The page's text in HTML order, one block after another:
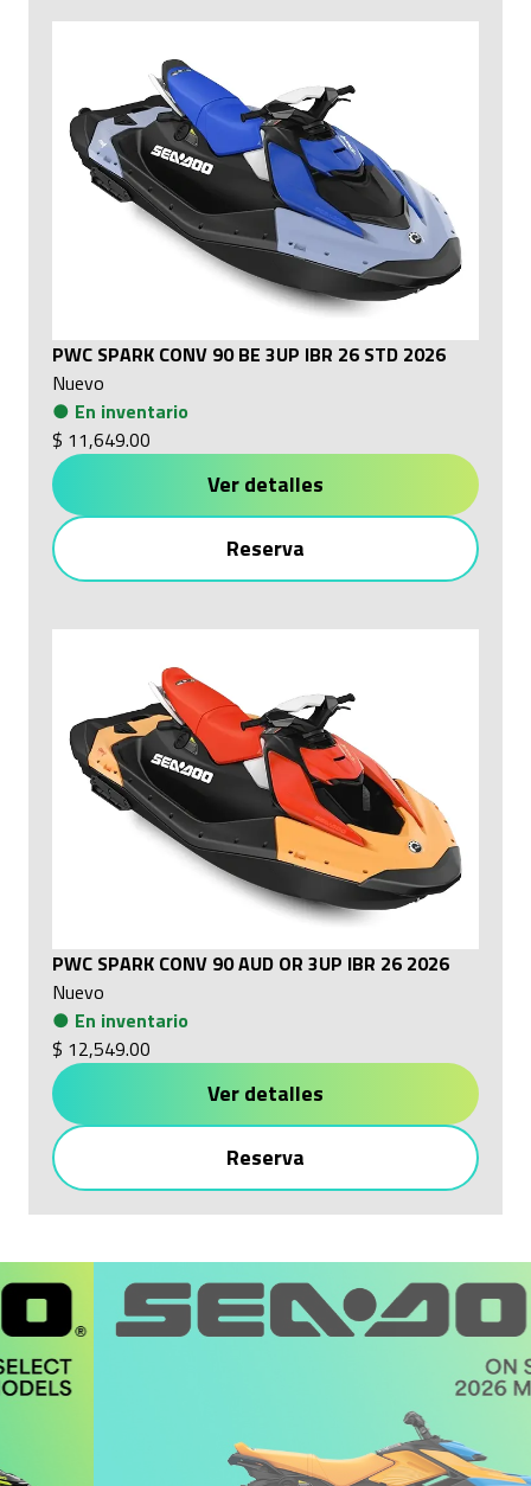
PWC SPARK CONV 90 BE 3UP IBR 26 STD 2026
Nuevo
● En inventario
$ 11,649.00
Ver detalles
Reserva
PWC SPARK CONV 90 AUD OR 3UP IBR 26 2026
Nuevo
● En inventario
$ 12,549.00
Ver detalles
Reserva